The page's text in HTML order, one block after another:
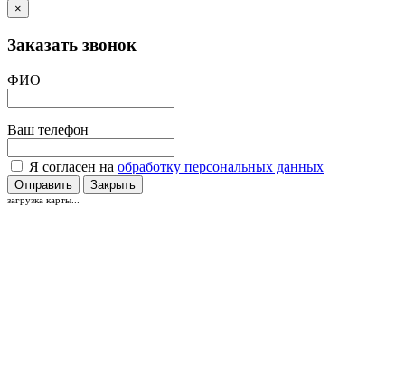
×
Заказать звонок
ФИО
Ваш телефон
Я согласен на обработку персональных данных
Отправить Закрыть
загрузка карты...